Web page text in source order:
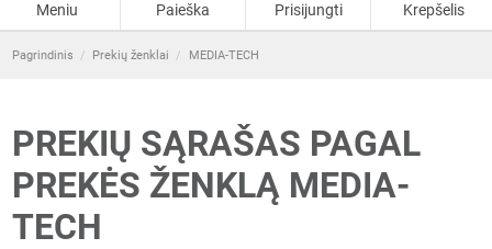
Meniu Paieška Prisijungti Krepšelis
Pagrindinis Prekių ženklai MEDIA-TECH
PREKIŲ SĄRAŠAS PAGAL
PREKĖS ŽENKLĄ MEDIA-
TECH